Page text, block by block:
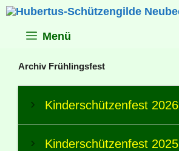
Zum
Inhalt
Menü
Archiv Frühlingsfest
Kinderschützenfest 2026
Kinderschützenfest 2025